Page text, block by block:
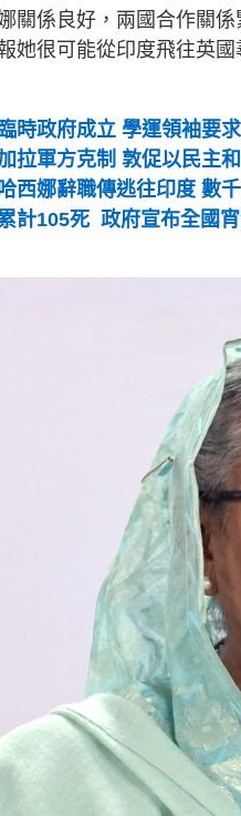
關係良好，兩國合作關
她很可能從印度飛往英國
時政府成立 學運領袖要
拉軍方克制 敦促以民主
西娜辭職傳逃往印度 數
計105死 政府宣布全國